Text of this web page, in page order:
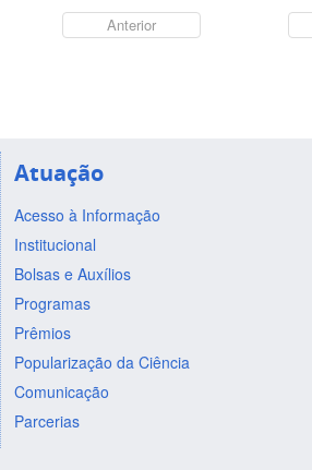
Anterior
Atuação
Acesso à Informação
Institucional
Bolsas e Auxílios
Programas
Prêmios
Popularização da Ciência
Comunicação
Parcerias